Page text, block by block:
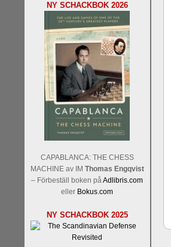
NY SCHACKBOK 2026
CAPABLANCA: THE CHESS
MACHINE av IM Thomas Engqvist
– Förbeställ boken påAdlibris.com
eller Bokus.com
NY SCHACKBOK 2025